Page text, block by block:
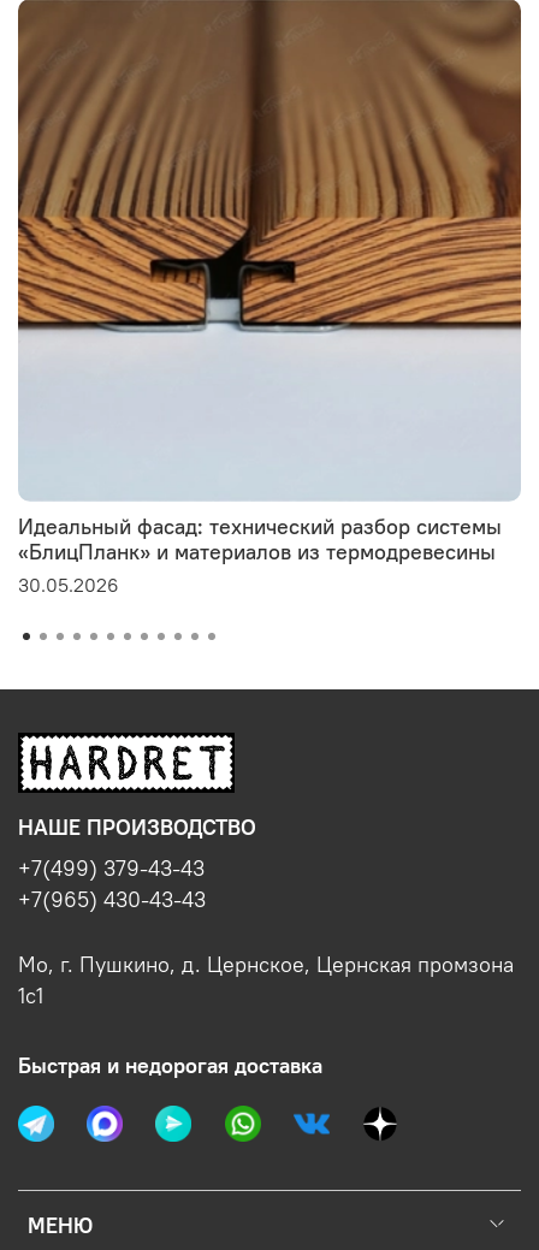
Идеальный фасад: технический разбор системы
«БлицПланк» и материалов из термодревесины
30.05.2026
МЕНЮ
НАШЕ ПРОИЗВОДСТВО
+7(499) 379-43-43
+7(965) 430-43-43
Мо, г. Пушкино, д. Цернское, Цернская промзона
1с1
Быстрая и недорогая доставка